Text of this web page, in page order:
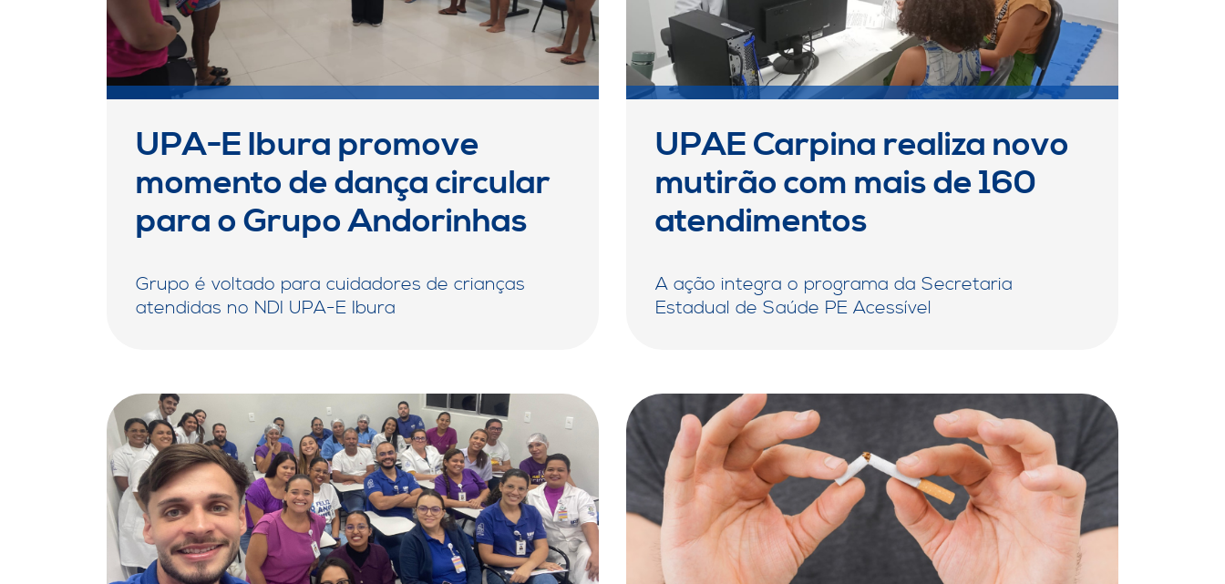
UPA-E Ibura promove
momento de dança circular
para o Grupo Andorinhas
Grupo é voltado para cuidadores de crianças
atendidas no NDI UPA-E Ibura
UPAE Carpina realiza novo
mutirão com mais de 160
atendimentos
A ação integra o programa da Secretaria
Estadual de Saúde PE Acessível